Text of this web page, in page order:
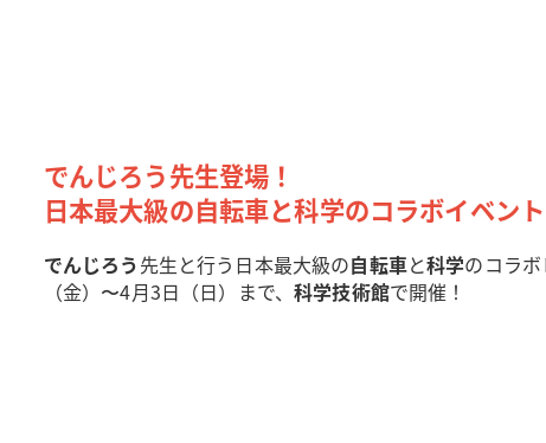
でんじろう先生登場！
日本最大級の自転車と科学のコラボイベント
でんじろう先生と行う日本最大級の自転車と科学のコラ
（金）〜4月3日（日）まで、科学技術館で開催！